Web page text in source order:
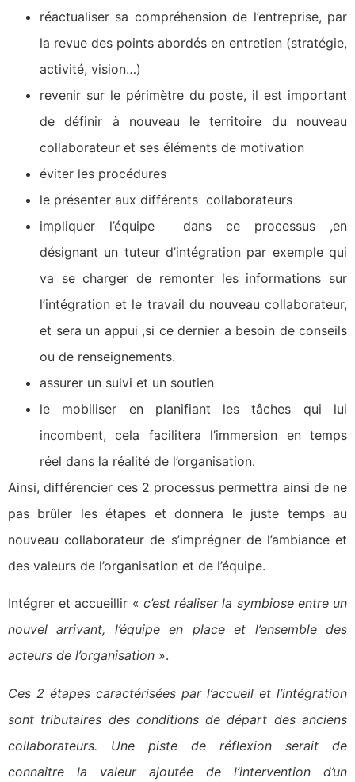
réactualiser sa compréhension de l’entreprise, par
la revue des points abordés en entretien (stratégie,
activité, vision…)
revenir sur le périmètre du poste, il est important
de définir à nouveau le territoire du nouveau
collaborateur et ses éléments de motivation
éviter les procédures
le présenter aux différents collaborateurs
impliquer l’équipe dans ce processus ,en
désignant un tuteur d’intégration par exemple qui
va se charger de remonter les informations sur
l’intégration et le travail du nouveau collaborateur,
et sera un appui ,si ce dernier a besoin de conseils
ou de renseignements.
assurer un suivi et un soutien
le mobiliser en planifiant les tâches qui lui
incombent, cela facilitera l’immersion en temps
réel dans la réalité de l’organisation.
Ainsi, différencier ces 2 processus permettra ainsi de ne
pas brûler les étapes et donnera le juste temps au
nouveau collaborateur de s’imprégner de l’ambiance et
des valeurs de l’organisation et de l’équipe.
Intégrer et accueillir « c’est réaliser la symbiose entre un
nouvel arrivant, l’équipe en place et l’ensemble des
acteurs de l’organisation ».
Ces 2 étapes caractérisées par l’accueil et l’intégration
sont tributaires des conditions de départ des anciens
collaborateurs. Une piste de réflexion serait de
connaitre la valeur ajoutée de l’intervention d’un